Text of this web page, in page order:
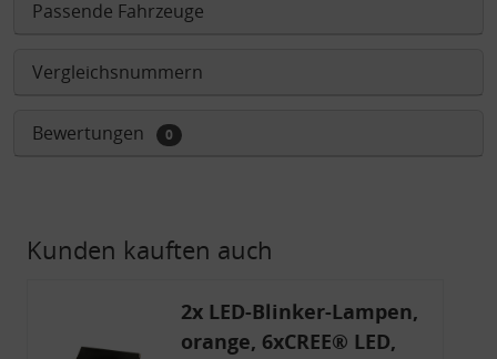
Passende Fahrzeuge
Vergleichsnummern
Bewertungen 0
Kunden kauften auch
2x LED-Blinker-Lampen,
orange, 6xCREE® LED,